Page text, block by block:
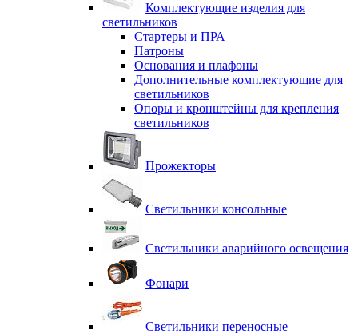
Комплектующие изделия для
светильников
Стартеры и ПРА
Патроны
Основания и плафоны
Дополнительные комплектующие для
светильников
Опоры и кронштейны для крепления
светильников
Прожекторы
Светильники консольные
Светильники аварийного освещения
Фонари
Светильники переносные